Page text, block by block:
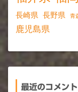
長崎県 長野県 青
鹿児島県
最近のコメント